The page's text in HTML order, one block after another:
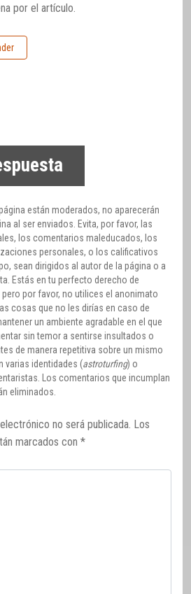
por el artículo.
están moderados, no aparecerán
al ser enviados. Evita, por favor, las
los comentarios maleducados, los
personales, o los calificativos
sean dirigidos al autor de la página o a
Estás en tu perfecto derecho de
por favor, no utilices el anonimato
cosas que no les dirías en caso de
un ambiente agradable en el que
sin temor a sentirse insultados o
de manera repetitiva sobre un mismo
varias identidades (astroturfing) o
Los comentarios que incumplan
eliminados.
no será publicada. Los
marcados con *